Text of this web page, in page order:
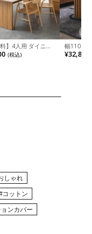
料】4人用 ダイニン
セット 5点 LUGA
テーブル おしゃれ
(税込)
幅110cm
木目調 リ
付き 長方
¥32,800
しゃれ
コットン
ンカバー